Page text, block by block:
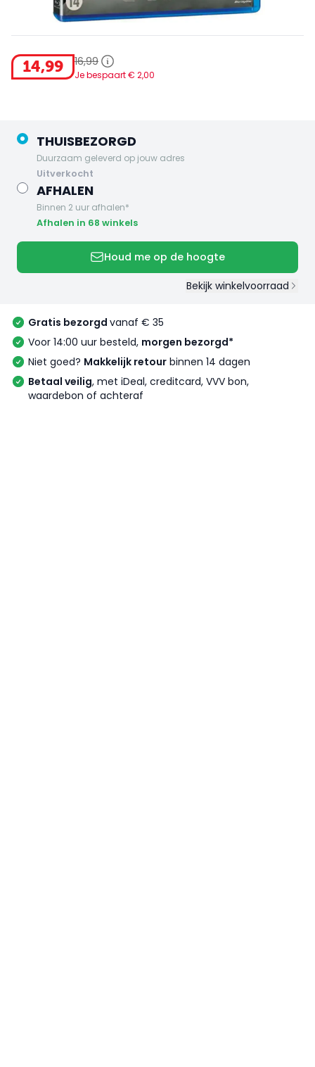
14,99 16,99
Je bespaart € 2,00
THUISBEZORGD
Duurzaam geleverd op jouw adres
uitverkocht
AFHALEN
Binnen 2 uur afhalen*
Afhalen in 68 winkels
Houd me op de hoogte
Bekijk winkelvoorraad
Gratis bezorgd vanaf € 35
Voor 14:00 uur besteld, morgen bezorgd*
Niet goed? Makkelijk retour binnen 14 dagen
Betaal veilig, met iDeal, creditcard, VVV bon,
waardebon of achteraf